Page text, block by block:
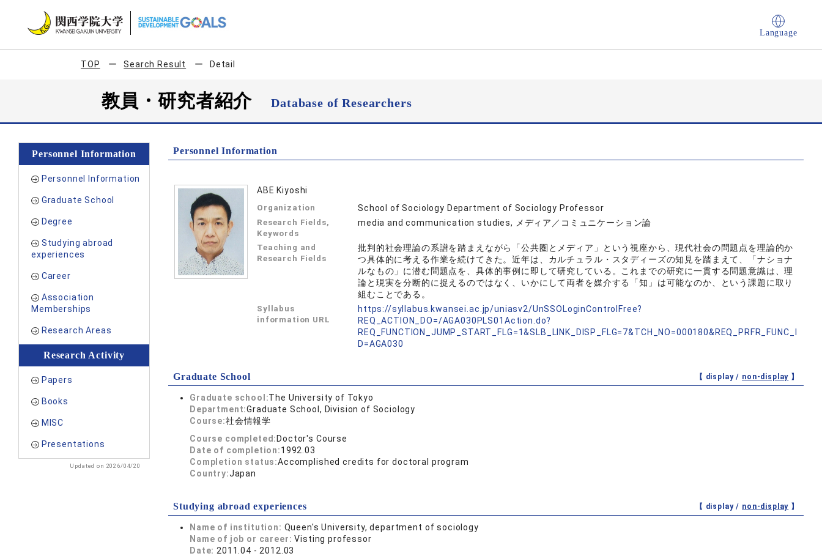
Language
TOP Search Result Detail
教員・研究者紹介Database of Researchers
Personnel Information
Personnel Information
Graduate School
Degree
Studying abroad
experiences
Career
Association
Memberships
Research Areas
Research Activity
Papers
Books
MISC
Presentations
Updated on 2026/04/20
Personnel Information
ABE Kiyoshi
Organization School of Sociology Department of Sociology Professor
Research Fields,
Keywords
media and communication studies, メディア／コミュニケーション論
Teaching and
Research Fields
批判的社会理論の系譜を踏まえながら「公共圏とメディア」という視座から、現代社会の問題点を理論的か
つ具体的に考える作業を続けてきた。近年は、カルチュラル・スタディーズの知見を踏まえて、「ナショナ
ルなもの」に潜む問題点を、具体的事例に即して研究している。これまでの研究に一貫する問題意識は、理
論と現実を分断的に捉えるのではなく、いかにして両者を媒介する「知」は可能なのか、という課題に取り
組むことである。
Syllabus
information URL
https://syllabus.kwansei.ac.jp/uniasv2/UnSSOLoginControlFree?
REQ_ACTION_DO=/AGA030PLS01Action.do?
REQ_FUNCTION_JUMP_START_FLG=1&SLB_LINK_DISP_FLG=7&TCH_NO=000180&REQ_PRFR_FUNC_I
D=AGA030
Graduate School 【 display / non-display 】
Graduate school:The University of Tokyo
Department:Graduate School, Division of Sociology
Course:社会情報学
Course completed: Doctor's Course
Date of completion:1992.03
Completion status:Accomplished credits for doctoral program
Country:Japan
Studying abroad experiences 【 display / non-display 】
Name of institution: Queen's University, department of sociology
Name of job or career:Visting professor
Date: 2011.04 - 2012.03